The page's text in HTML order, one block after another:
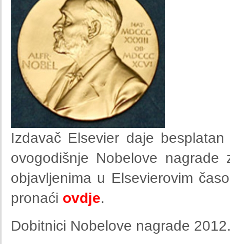
Izdavač Elsevier daje
ovogodišnje Nobelove
objavljenima u Elsevierovim
pronaći ovdje.
Dobitnici Nobelove nagrade